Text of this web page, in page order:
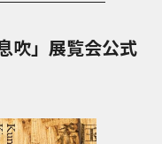
吹」展覧会公式